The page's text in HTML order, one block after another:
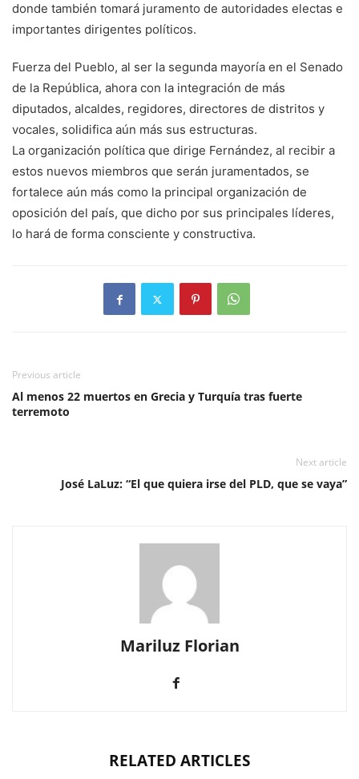
donde también tomará juramento de autoridades electas e
importantes dirigentes políticos.
Fuerza del Pueblo, al ser la segunda mayoría en el Senado
de la República, ahora con la integración de más
diputados, alcaldes, regidores, directores de distritos y
vocales, solidifica aún más sus estructuras.
La organización política que dirige Fernández, al recibir a
estos nuevos miembros que serán juramentados, se
fortalece aún más como la principal organización de
oposición del país, que dicho por sus principales líderes,
lo hará de forma consciente y constructiva.
Previous article
Al menos 22 muertos en Grecia y Turquía tras fuerte
terremoto
Next article
José LaLuz: “El que quiera irse del PLD, que se vaya”
Mariluz Florian
RELATED ARTICLES